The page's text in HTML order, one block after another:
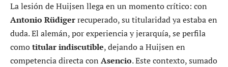
La lesión de Huijsen llega en un momento crítico: con
Antonio Rüdigerrecuperado, su titularidad ya estaba en
duda. El alemán, por experiencia y jerarquía, se perfila
comotitular indiscutible, dejando a Huijsen en
competencia directa con Asencio. Este contexto, sumado